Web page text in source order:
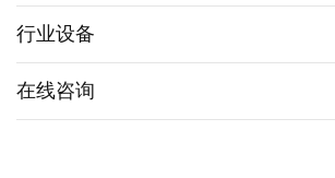
行业设备
在线咨询